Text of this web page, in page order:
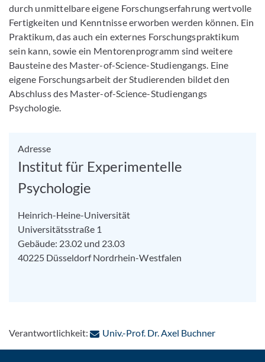
durch unmittelbare eigene Forschungserfahrung wertvolle
Fertigkeiten und Kenntnisse erworben werden können. Ein
Praktikum, das auch ein externes Forschungspraktikum
sein kann, sowie ein Mentorenprogramm sind weitere
Bausteine des Master-of-Science-Studiengangs. Eine
eigene Forschungsarbeit der Studierenden bildet den
Abschluss des Master-of-Science-Studiengangs
Psychologie.
Adresse
Institut für Experimentelle
Psychologie
Heinrich-Heine-Universität
Universitätsstraße 1
Gebäude: 23.02 und 23.03
40225 DüsseldorfNordrhein-Westfalen
Verantwortlichkeit: Univ.-Prof. Dr. Axel Buchner: Per E-